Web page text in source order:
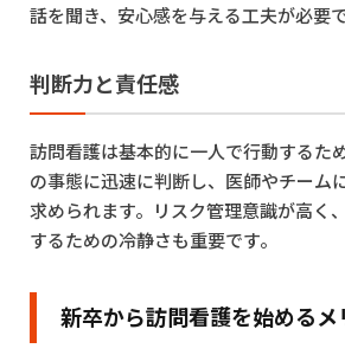
話を聞き、安心感を与える工夫が必要で
判断力と責任感
訪問看護は基本的に一人で行動するた
の事態に迅速に判断し、医師やチーム
求められます。リスク管理意識が高く
するための冷静さも重要です。
新卒から訪問看護を始めるメ